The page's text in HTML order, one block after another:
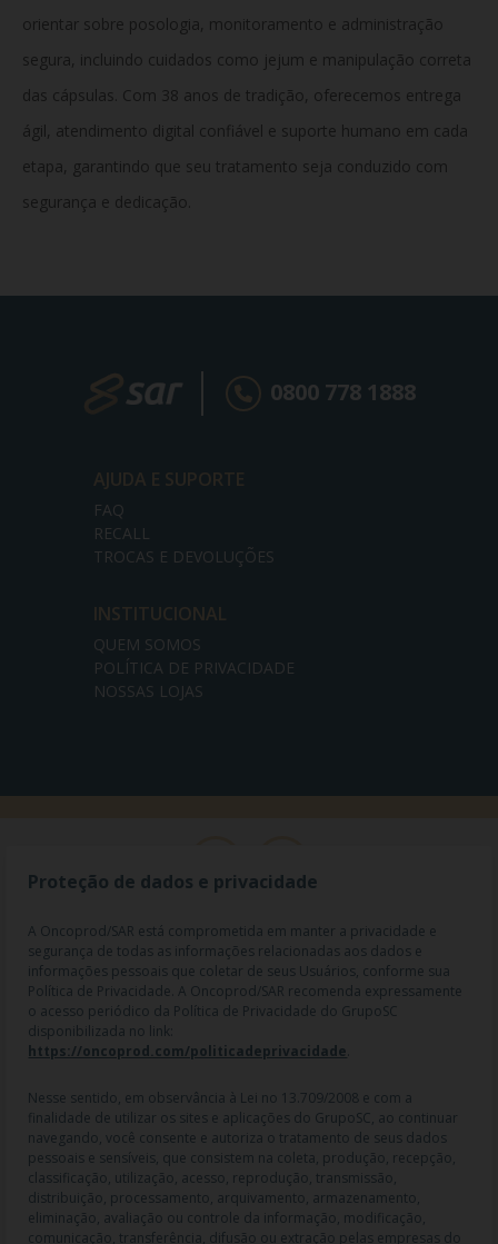
orientar sobre posologia, monitoramento e administração
segura, incluindo cuidados como jejum e manipulação correta
das cápsulas. Com 38 anos de tradição, oferecemos entrega
ágil, atendimento digital confiável e suporte humano em cada
etapa, garantindo que seu tratamento seja conduzido com
segurança e dedicação.
0800 778 1888
AJUDA E SUPORTE
FAQ
RECALL
TROCAS E DEVOLUÇÕES
INSTITUCIONAL
QUEM SOMOS
POLÍTICA DE PRIVACIDADE
NOSSAS LOJAS
RAZÃO SOCIAL: ONCO PROD DIST. DE PROD. HOSP. E ONCOL. LTDA |
04.307.650/0019-64 | IE: 119.242.793.110 | Endereço R: Olimpíadas, nº
100 2º andar CJ 21 22 - Vila Olímpia - SP | Cep: 04551-000 |
Farmacêutico responsável: Dra. Gislaine Lopes de Jesus - CRF/SP 47509
| AFE: 7.60997-7 | CMVS: 355030801-477-010609-1-0.
As informações contidas neste site não devem ser usadas para
automedicação e não substituem, em hipótese alguma, as orientações
dadas pelo profissional da área médica. Somente o médico está apto a
Proteção de dados e privacidade
A Oncoprod/SAR está comprometida em manter a privacidade e
segurança de todas as informações relacionadas aos dados e
informações pessoais que coletar de seus Usuários, conforme sua
Política de Privacidade. A Oncoprod/SAR recomenda expressamente
o acesso periódico da Política de Privacidade do GrupoSC
disponibilizada no link:
https://oncoprod.com/politicadeprivacidade
Nesse sentido, em observância à Lei no 13.709/2008 e com a
finalidade de utilizar os sites e aplicações do GrupoSC, ao continuar
navegando, você consente e autoriza o tratamento de seus dados
pessoais e sensíveis, que consistem na coleta, produção, recepção,
classificação, utilização, acesso, reprodução, transmissão,
distribuição, processamento, arquivamento, armazenamento,
eliminação, avaliação ou controle da informação, modificação,
comunicação, transferência, difusão ou extração pelas empresas do